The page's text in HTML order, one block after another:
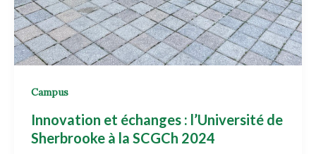
Campus
Innovation et échanges : l’Université de
Sherbrooke à la SCGCh 2024